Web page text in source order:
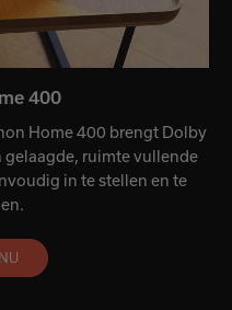
400
Home 400 brengt Dolby
gelaagde, ruimte vullende
in te stellen en te